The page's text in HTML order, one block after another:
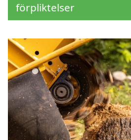
förpliktelser